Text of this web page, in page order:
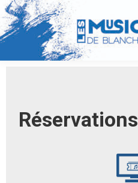
Réservations